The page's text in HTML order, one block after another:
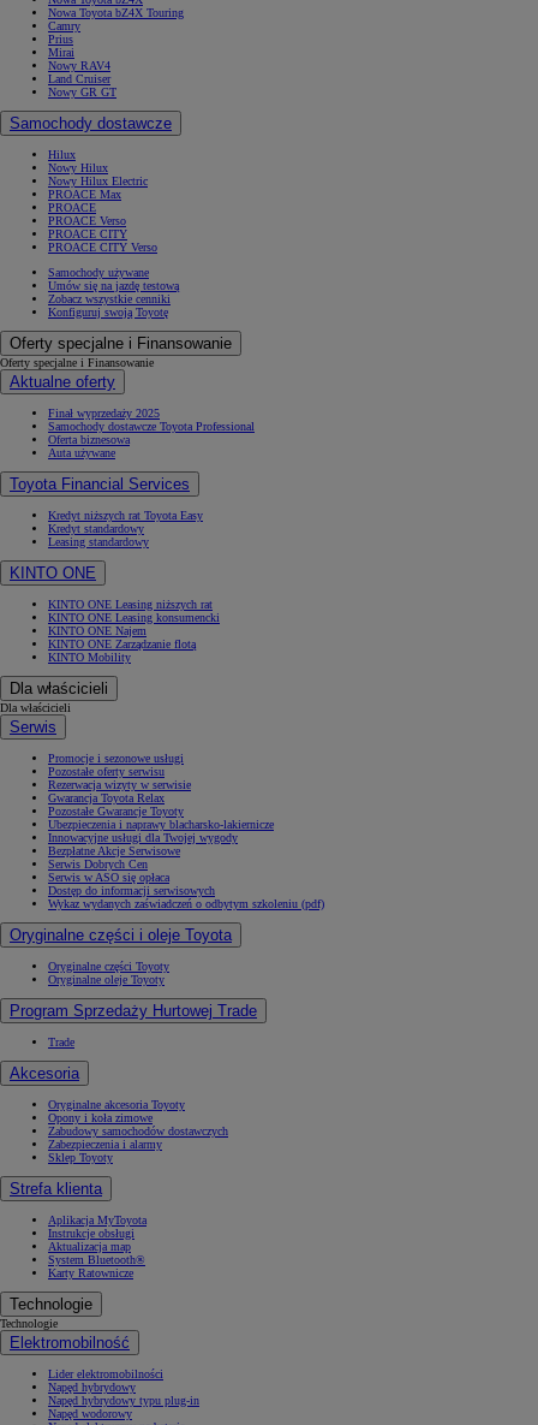
Nowa Toyota bZ4X Touring
Camry
Prius
Mirai
Nowy RAV4
Land Cruiser
Nowy GR GT
Samochody dostawcze
Hilux
Nowy Hilux
Nowy Hilux Electric
PROACE Max
PROACE
PROACE Verso
PROACE CITY
PROACE CITY Verso
Samochody używane
Umów się na jazdę testową
Zobacz wszystkie cenniki
Konfiguruj swoją Toyotę
Oferty specjalne i Finansowanie
Oferty specjalne i Finansowanie
Aktualne oferty
Finał wyprzedaży 2025
Samochody dostawcze Toyota Professional
Oferta biznesowa
Auta używane
Toyota Financial Services
Kredyt niższych rat Toyota Easy
Kredyt standardowy
Leasing standardowy
KINTO ONE
KINTO ONE Leasing niższych rat
KINTO ONE Leasing konsumencki
KINTO ONE Najem
KINTO ONE Zarządzanie flotą
KINTO Mobility
Dla właścicieli
Dla właścicieli
Serwis
Promocje i sezonowe usługi
Pozostałe oferty serwisu
Rezerwacja wizyty w serwisie
Gwarancja Toyota Relax
Pozostałe Gwarancje Toyoty
Ubezpieczenia i naprawy blacharsko-lakiernicze
Innowacyjne usługi dla Twojej wygody
Bezpłatne Akcje Serwisowe
Serwis Dobrych Cen
Serwis w ASO się opłaca
Dostęp do informacji serwisowych
Wykaz wydanych zaświadczeń o odbytym szkoleniu (pdf)
Oryginalne części i oleje Toyota
Oryginalne części Toyoty
Oryginalne oleje Toyoty
Program Sprzedaży Hurtowej Trade
Trade
Akcesoria
Oryginalne akcesoria Toyoty
Opony i koła zimowe
Zabudowy samochodów dostawczych
Zabezpieczenia i alarmy
Sklep Toyoty
Strefa klienta
Aplikacja MyToyota
Instrukcje obsługi
Aktualizacja map
System Bluetooth®
Karty Ratownicze
Technologie
Technologie
Elektromobilność
Lider elektromobilności
Napęd hybrydowy
Napęd hybrydowy typu plug-in
Napęd wodorowy